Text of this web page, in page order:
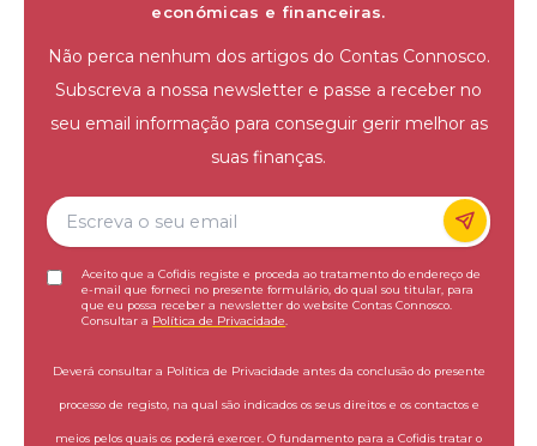
económicas e financeiras.
Não perca nenhum dos artigos do Contas Connosco.
Subscreva a nossa newsletter e passe a receber no
seu email informação para conseguir gerir melhor as
suas finanças.
Aceito que a Cofidis registe e proceda ao tratamento do endereço de
e-mail que forneci no presente formulário, do qual sou titular, para
que eu possa receber a newsletter do website Contas Connosco.
Consultar a Política de Privacidade
Deverá consultar a Política de Privacidade antes da conclusão do presente
processo de registo, na qual são indicados os seus direitos e os contactos e
meios pelos quais os poderá exercer. O fundamento para a Cofidis tratar o